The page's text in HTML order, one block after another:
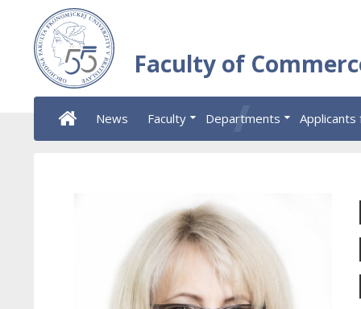
Faculty of
News Faculty Departments Applicants